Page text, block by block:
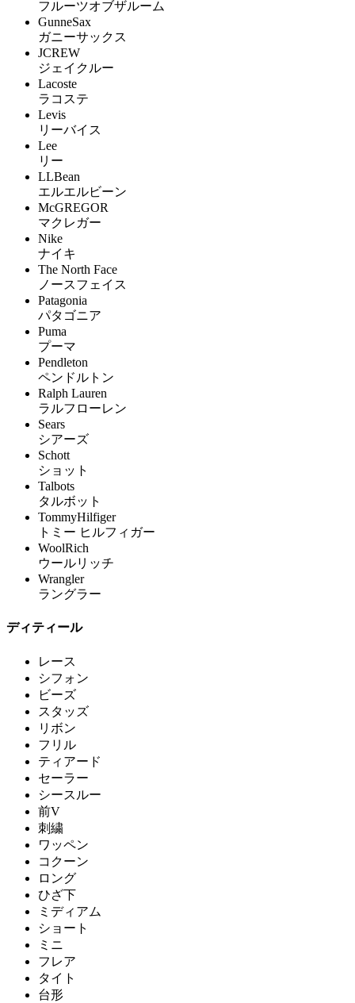
フルーツオブザルーム
GunneSax
ガニーサックス
JCREW
ジェイクルー
Lacoste
ラコステ
Levis
リーバイス
Lee
リー
LLBean
エルエルビーン
McGREGOR
マクレガー
Nike
ナイキ
The North Face
ノースフェイス
Patagonia
パタゴニア
Puma
プーマ
Pendleton
ペンドルトン
Ralph Lauren
ラルフローレン
Sears
シアーズ
Schott
ショット
Talbots
タルボット
TommyHilfiger
トミー ヒルフィガー
WoolRich
ウールリッチ
Wrangler
ラングラー
ディティール
レース
シフォン
ビーズ
スタッズ
リボン
フリル
ティアード
セーラー
シースルー
前V
刺繍
ワッペン
コクーン
ロング
ひざ下
ミディアム
ショート
ミニ
フレア
タイト
台形